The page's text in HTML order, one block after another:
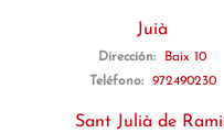
Juià
Dirección:
Baix 10
Teléfono:
972490230
Sant Julià de